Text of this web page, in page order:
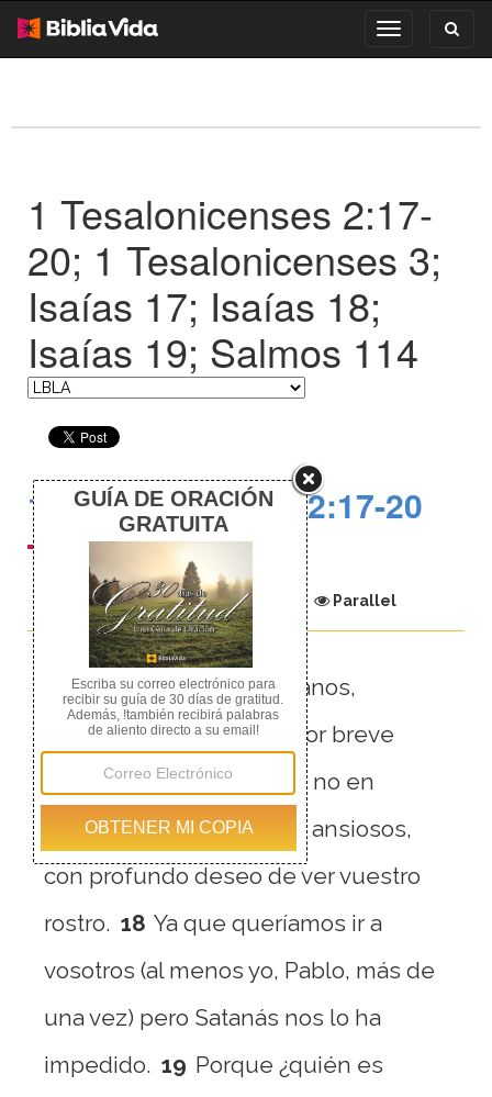
Toggle
navigation
1 Tesalonicenses 2:17-
20; 1 Tesalonicenses 3;
Isaías 17; Isaías 18;
Isaías 19; Salmos 114
1 Tesalonicenses 2:17-20
Chapter Parallel
17 Pero nosotros, hermanos,
separados de vosotros por breve
tiempo, en persona pero no en
espíritu, estábamos muy ansiosos,
con profundo deseo de ver vuestro
rostro. 18 Ya que queríamos ir a
vosotros (al menos yo, Pablo, más de
una vez) pero Satanás nos lo ha
impedido. 19 Porque ¿quién es